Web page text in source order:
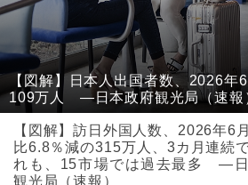
【図解】日本人出国者数、2026年
109万人 ―日本政府観光局（速報
【図解】訪日外国人数、2026年6
比6.8％減の315万人、3カ月連続
れも、15市場では過去最多 ―
観光局（速報）